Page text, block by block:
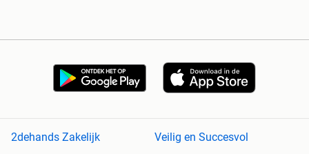
2dehands Zakelijk Veilig en Succesvol